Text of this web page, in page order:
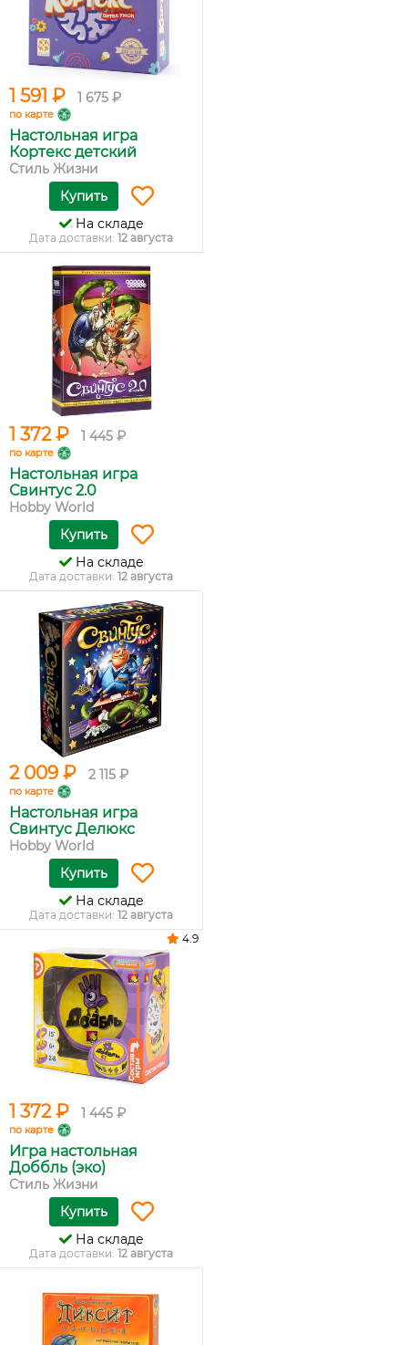
1 591 ₽ 1 675 ₽
по карте
Настольная игра
Кортекс детский
Стиль Жизни
Купить
На складе
Дата доставки: 12 августа
1 372 ₽ 1 445 ₽
по карте
Настольная игра
Свинтус 2.0
Hobby World
Купить
На складе
Дата доставки: 12 августа
2 009 ₽ 2 115 ₽
по карте
Настольная игра
Свинтус Делюкс
Hobby World
Купить
На складе
Дата доставки: 12 августа
1 372 ₽ 1 445 ₽
по карте
Игра настольная
Доббль (эко)
Стиль Жизни
4.9
Купить
На складе
Дата доставки: 12 августа